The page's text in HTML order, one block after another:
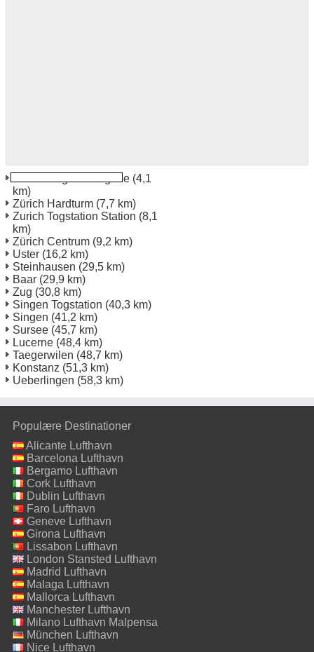
Zürich Hagenholz gade (4,1
km)
Zürich Hardturm (7,7 km)
Zurich Togstation Station (8,1
km)
Zürich Centrum (9,2 km)
Uster (16,2 km)
Steinhausen (29,5 km)
Baar (29,9 km)
Zug (30,8 km)
Singen Togstation (40,3 km)
Singen (41,2 km)
Sursee (45,7 km)
Lucerne (48,4 km)
Taegerwilen (48,7 km)
Konstanz (51,3 km)
Ueberlingen (58,3 km)
Populære Destinationer
Alicante Lufthavn
Barcelona Lufthavn
Bergamo Lufthavn
Cork Lufthavn
Dublin Lufthavn
Faro Lufthavn
Geneve Lufthavn
Girona Lufthavn
Lissabon Lufthavn
London Stansted Lufthavn
Madrid Lufthavn
Malaga Lufthavn
Mallorca Lufthavn
Manchester Lufthavn
Milano Lufthavn Malpensa
München Lufthavn
Nice Lufthavn